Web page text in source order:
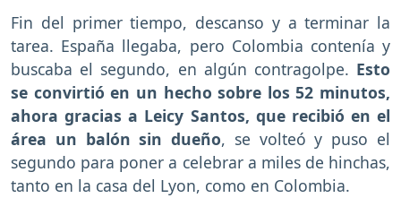
Fin del primer tiempo, descanso y a terminar la
tarea. España llegaba, pero Colombia contenía y
buscaba el segundo, en algún contragolpe. Esto
se convirtió en un hecho sobre los 52 minutos,
ahora gracias a Leicy Santos, que recibió en el
área un balón sin dueño, se volteó y puso el
segundo para poner a celebrar a miles de hinchas,
tanto en la casa del Lyon, como en Colombia.